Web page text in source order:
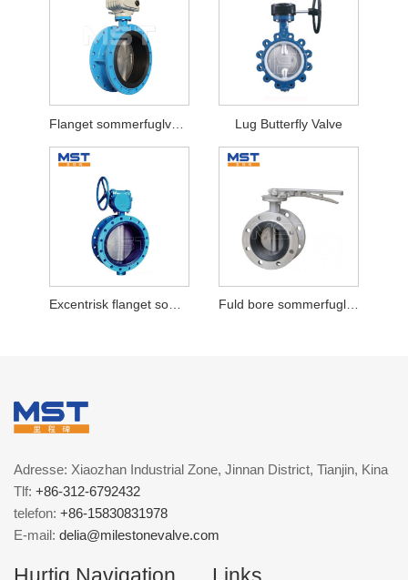
Flanget sommerfuglventil Lug Butterfly Valve
Excentrisk flanget sommerfuglventil Fuld bore sommerfuglventil
Adresse: Xiaozhan Industrial Zone, Jinnan District, Tianjin, Kina
Tlf: +86-312-6792432
telefon: +86-15830831978
E-mail: delia@milestonevalve.com